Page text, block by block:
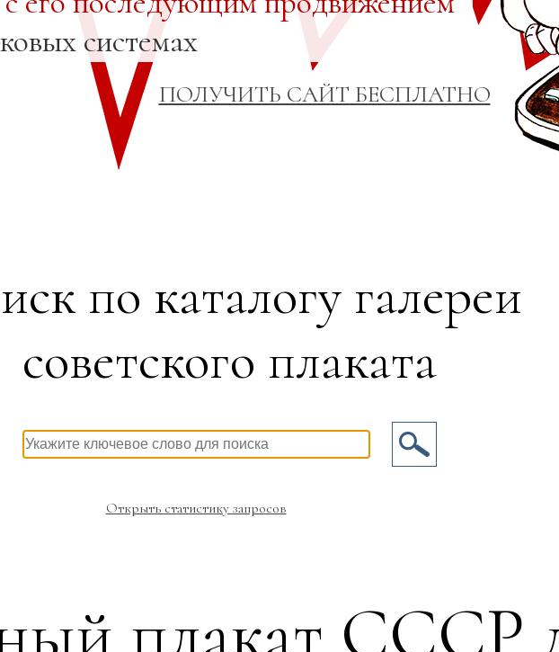
системах
ПОЛУЧИТЬ САЙТ БЕСПЛАТНО
по каталогу галереи
советского плаката
Открыть статистику запросов
плакат СССР